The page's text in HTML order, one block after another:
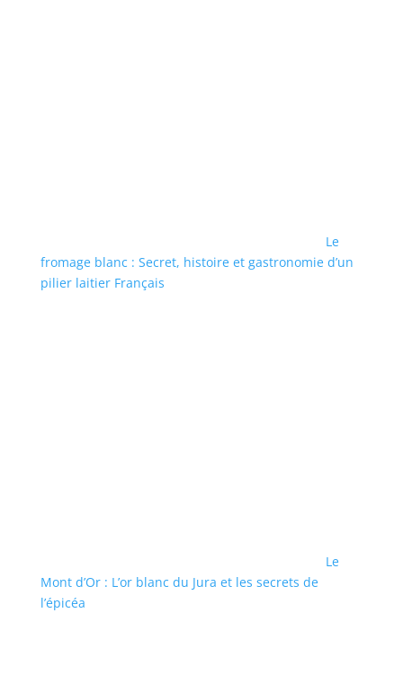
Le
fromage blanc : Secret, histoire et gastronomie d’un
pilier laitier Français
Le
Mont d’Or : L’or blanc du Jura et les secrets de
l’épicéa